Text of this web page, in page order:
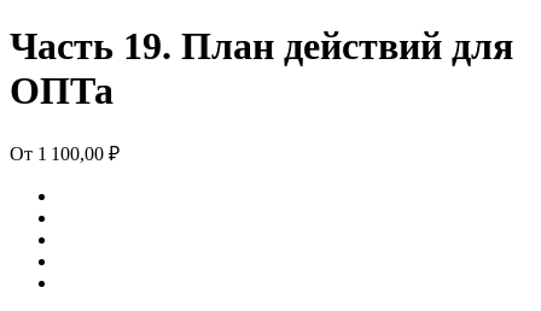
Часть 19. План действий для
ОПТа
От 1 100,00 ₽